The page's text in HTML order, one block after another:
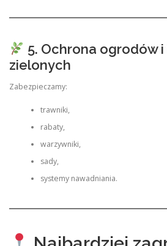
5. Ochrona ogrodów
zielonych
Zabezpieczamy:
trawniki,
rabaty,
warzywniki,
sady,
systemy nawadniania.